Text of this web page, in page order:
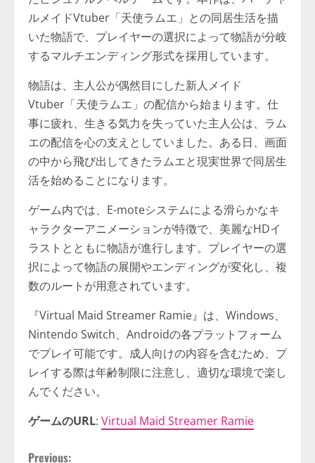
ルメイドVtuber「天使ラムエ」との同居生活を描
いた物語で、プレイヤーの選択によって物語が分岐
するマルチエンディング形式を採用しています。​
物語は、主人公が偶然目にした新人メイド
Vtuber「天使ラムエ」の配信から始まります。仕
事に疲れ、生きる気力を失っていた主人公は、ラム
エの配信を心の支えとしていました。ある日、画面
の中から飛び出してきたラムエと現実世界で同居生
活を始めることになります。​
ゲーム内では、E-moteシステムによる滑らかなキ
ャラクターアニメーションが特徴で、美麗なHDイ
ラストとともに物語が進行します。プレイヤーの選
択によって物語の展開やエンディングが変化し、複
数のルートが用意されています。​
『Virtual Maid Streamer Ramie』は、Windows、
Nintendo Switch、Androidの各プラットフォーム
でプレイ可能です。成人向けの内容を含むため、プ
レイする際は年齢制限に注意し、適切な環境で楽し
んでください。​
ゲームのURL: Virtual Maid Streamer Ramie
Previous: